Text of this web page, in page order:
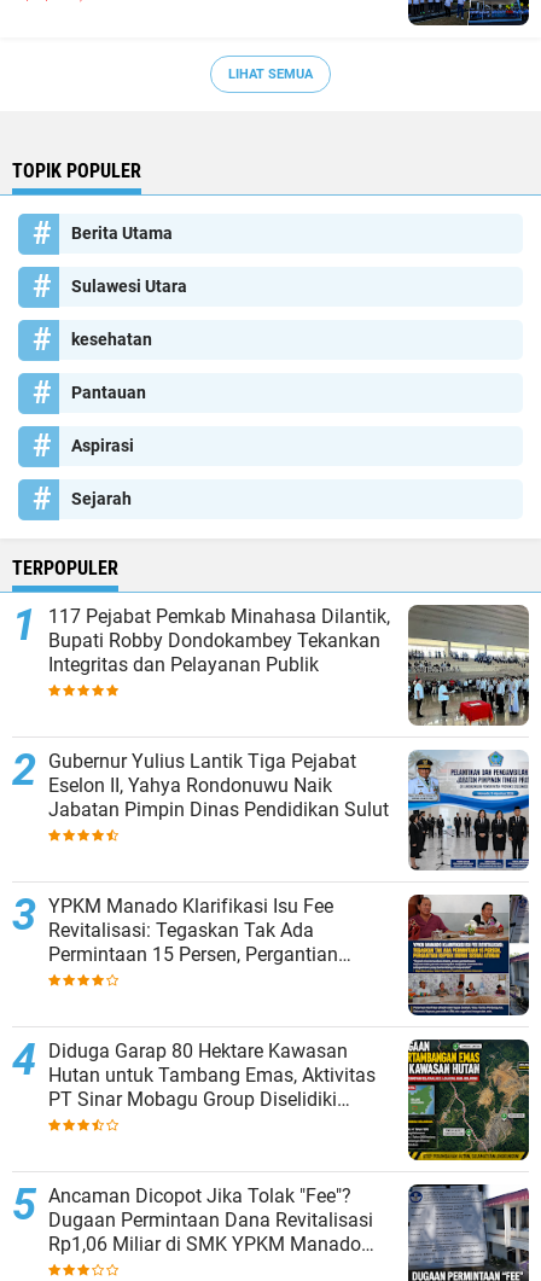
LIHAT SEMUA
TOPIK POPULER
Berita Utama
Sulawesi Utara
kesehatan
Pantauan
Aspirasi
Sejarah
TERPOPULER
117 Pejabat Pemkab Minahasa Dilantik,
Bupati Robby Dondokambey Tekankan
Integritas dan Pelayanan Publik
Gubernur Yulius Lantik Tiga Pejabat
Eselon II, Yahya Rondonuwu Naik
Jabatan Pimpin Dinas Pendidikan Sulut
YPKM Manado Klarifikasi Isu Fee
Revitalisasi: Tegaskan Tak Ada
Permintaan 15 Persen, Pergantian
Kepsek Murni Sesuai Aturan
Diduga Garap 80 Hektare Kawasan
Hutan untuk Tambang Emas, Aktivitas
PT Sinar Mobagu Group Diselidiki
Aparat
Ancaman Dicopot Jika Tolak "Fee"?
Dugaan Permintaan Dana Revitalisasi
Rp1,06 Miliar di SMK YPKM Manado
Berpotensi Terseret Kasus Tipikor